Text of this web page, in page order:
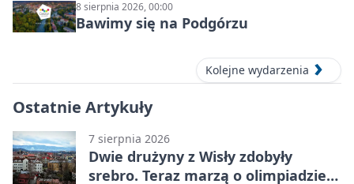
8 sierpnia 2026, 00:00
Bawimy się na Podgórzu
Kolejne wydarzenia
Ostatnie Artykuły
7 sierpnia 2026
Dwie drużyny z Wisły zdobyły
srebro. Teraz marzą o olimpiadzie